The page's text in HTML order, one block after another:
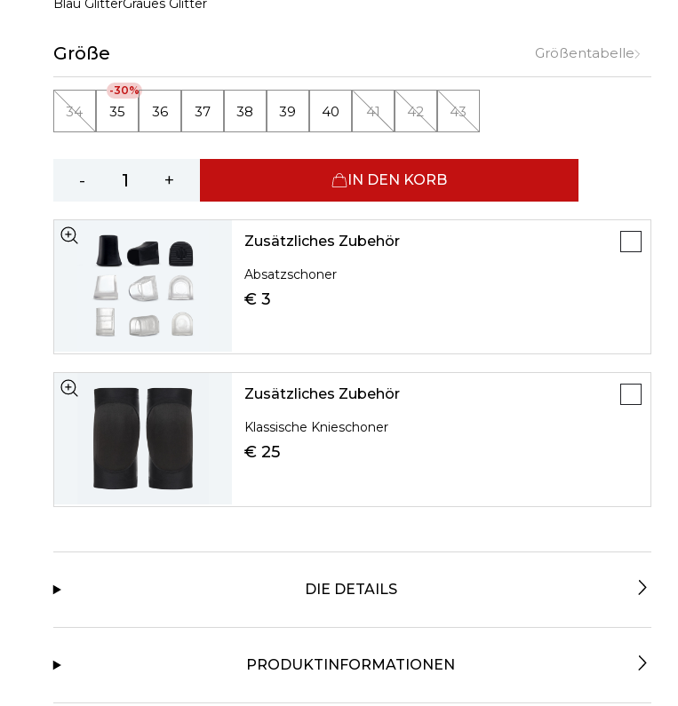
Blau GlitterGraues Glitter
Größe Größentabelle
34 35
-30%
36 37 38 39 40 41 42 43
- + IN DEN KORB
Zusätzliches Zubehör
Absatzschoner
€ 3
Zusätzliches Zubehör
Klassische Knieschoner
€ 25
DIE DETAILS
PRODUKTINFORMATIONEN